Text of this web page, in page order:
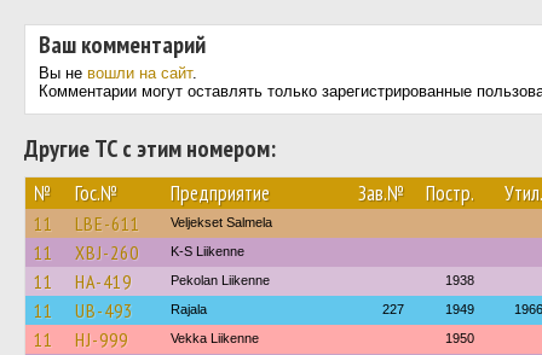
Ваш комментарий
Вы не вошли на сайт.
Комментарии могут оставлять только зарегистрированные
Другие ТС с этим номером:
№ Гос.№ Предприятие Зав.№ Постр. Утил.
11 LBE-611 Veljekset Salmela
11 XBJ-260 K-S Liikenne
11 HA-419 Pekolan Liikenne 1938
11 UB-493 Rajala 227 1949 1966
11 HJ-999 Vekka Liikenne 1950